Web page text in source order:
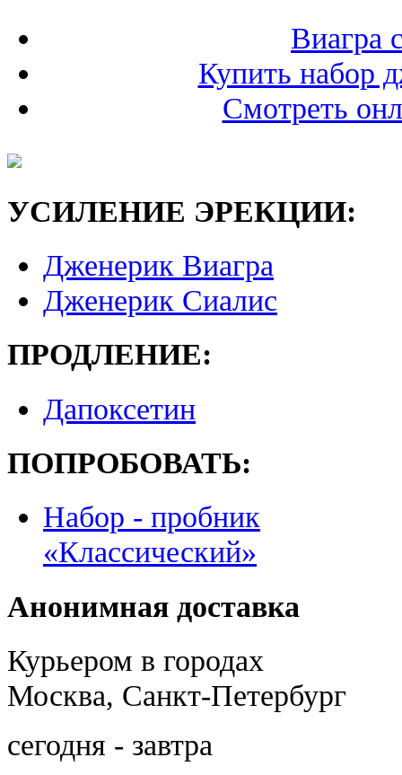
Виагра
Купить набор
Смотреть
УСИЛЕНИЕ ЭРЕКЦИИ:
Дженерик Виагра
Дженерик Сиалис
ПРОДЛЕНИЕ:
Дапоксетин
ПОПРОБОВАТЬ:
Набор - пробник
«Классический»
Анонимная доставка
Курьером в городах
Москва, Санкт-Петербург
сегодня - завтра